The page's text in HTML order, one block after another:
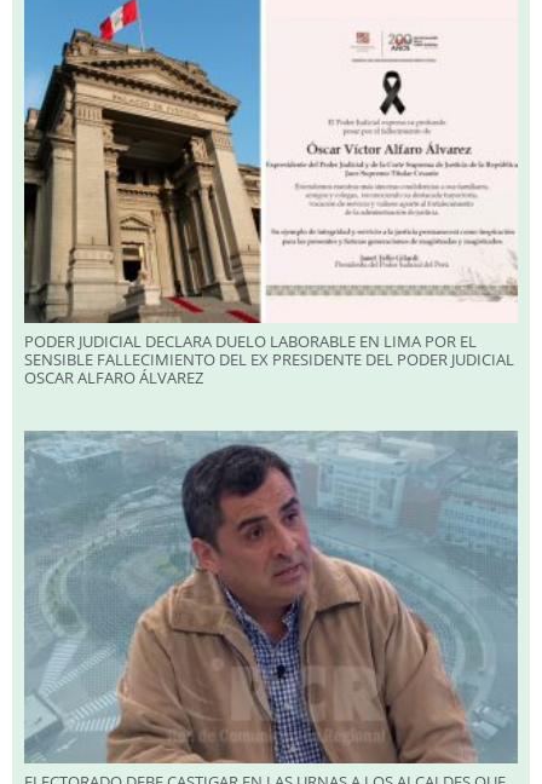
PODER JUDICIAL DECLARA DUELO LABORABLE EN LIMA POR EL
SENSIBLE FALLECIMIENTO DEL EX PRESIDENTE DEL PODER JUDICIAL
OSCAR ALFARO ÁLVAREZ